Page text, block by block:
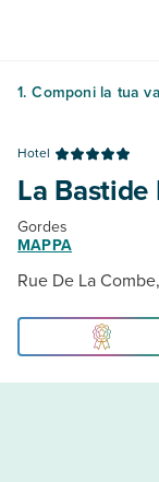
1. Componi la tua
Hotel
La Bastide
Gordes
MAPPA
Rue De La